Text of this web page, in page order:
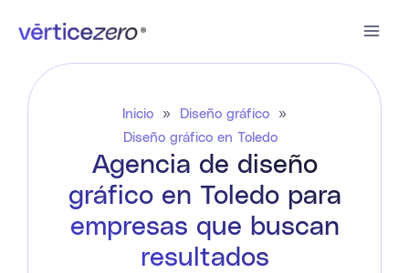
contenido
Inicio » Diseño gráfico
»
Diseño gráfico en Toledo
Agencia de diseño
gráfico en Toledo para
empresas que buscan
resultados